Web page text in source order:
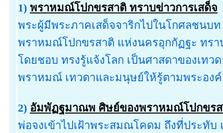
1) พราหมณ์โปกขรสาติ ทราบข่าวการเสด็จ
พระผู้มีพระภาคเสด็จจาริกไปในโกศลชน
พราหมณ์โปกขรสาติ แห่งนครอุกกัฏฐะ ทรา
โดยชอบ ทรงรู้แจ้งโลก เป็นศาสดาของเท
พราหมณ์ เทวดาและมนุษย์ให้รู้ตามพระอง
2) อัมพัฏฐมาณพ ศิษย์ของพราหมณ์โปกขรส
พ่อจงเข้าไปเฝ้าพระสมณโคดม ถึงที่ประทั